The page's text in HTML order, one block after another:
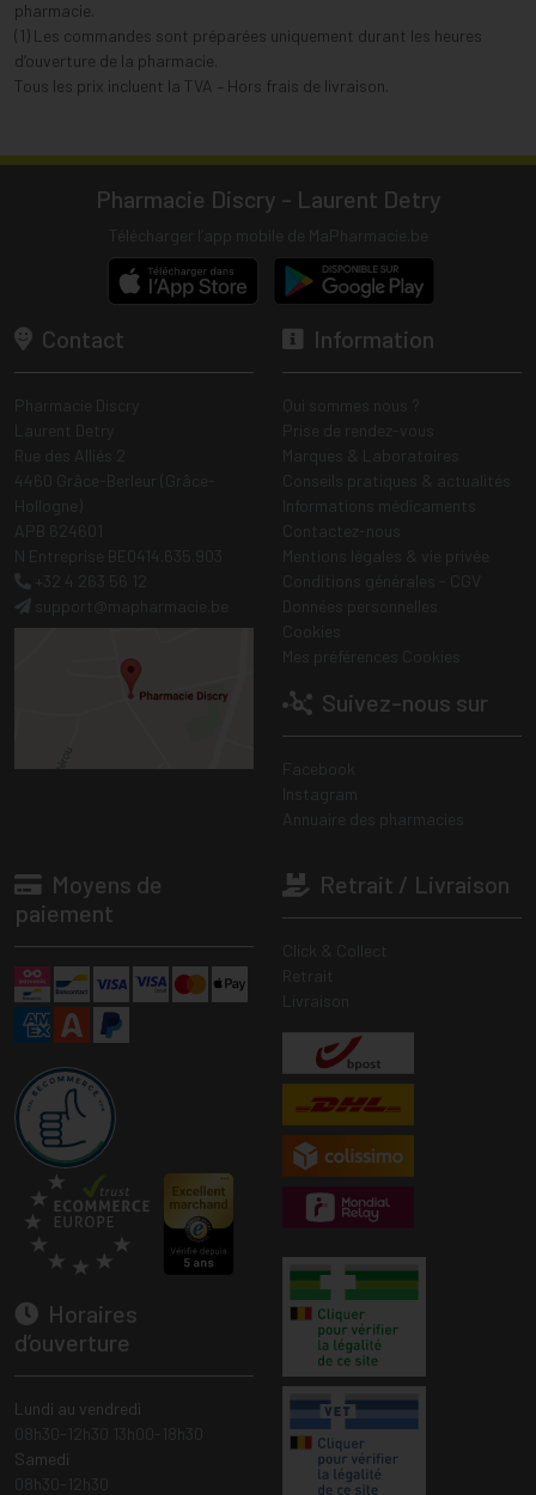
pharmacie.
(1) Les commandes sont préparées uniquement durant les heures
d’ouverture de la pharmacie.
Tous les prix incluent la TVA – Hors frais de livraison.
Pharmacie Discry - Laurent Detry
Contact Information
Suivez-nous sur
Moyens de
paiement
Horaires
d’ouverture
Lundi au vendredi
Samedi
Retrait / Livraison